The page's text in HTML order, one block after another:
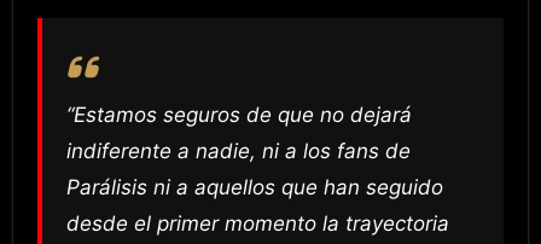
“Estamos seguros de que no dejará
indiferente a nadie, ni a los fans de
Parálisis ni a aquellos que han seguido
desde el primer momento la trayectoria